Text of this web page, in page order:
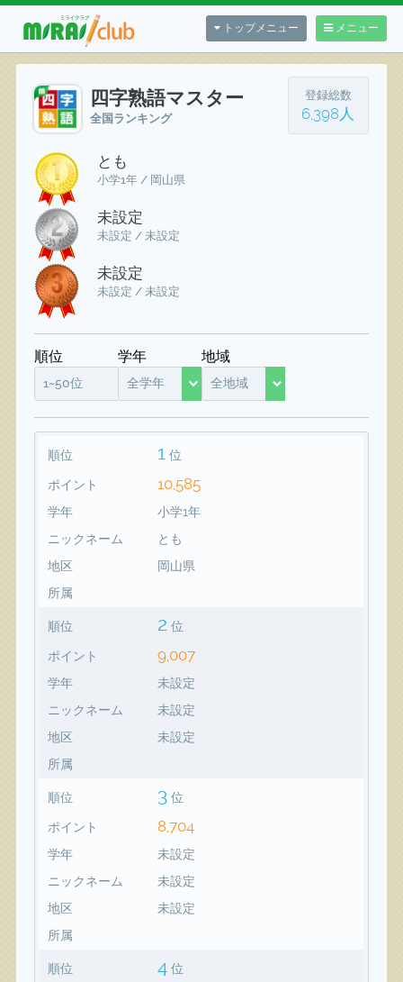
メニュー
トップメニュー
四字熟語マスター
全国ランキング
登録総数
6,398人
とも
小学1年 / 岡山県
未設定
未設定 / 未設定
未設定
未設定 / 未設定
順位
1~50位
学年
全学年
地域
全地域
順位 1 位
ポイント 10,585
学年
小学1年
ニックネーム
とも
地区
岡山県
所属
順位 2 位
ポイント 9,007
学年
未設定
ニックネーム
未設定
地区
未設定
所属
順位 3 位
ポイント 8,704
学年
未設定
ニックネーム
未設定
地区
未設定
所属
順位 4 位